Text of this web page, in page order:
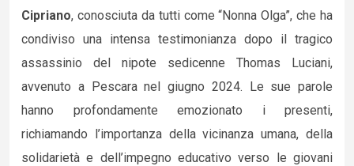
Cipriano, conosciuta da tutti come “Nonna Olga”, che ha
condiviso una intensa testimonianza dopo il tragico
assassinio del nipote sedicenne Thomas Luciani,
avvenuto a Pescara nel giugno 2024. Le sue parole
hanno profondamente emozionato i presenti,
richiamando l’importanza della vicinanza umana, della
solidarietà e dell’impegno educativo verso le giovani